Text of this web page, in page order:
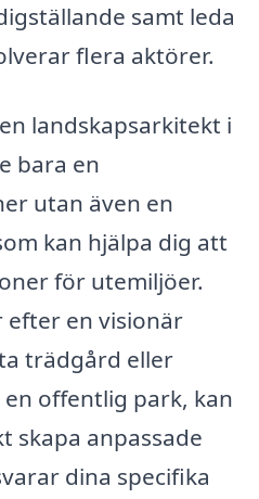
samt leda
flera aktörer.
landskapsarkitekt i
bara en
utan även en
kan hjälpa dig att
för utemiljöer.
efter en visionär
trädgård eller
offentlig park, kan
skapa anpassade
dina specifika